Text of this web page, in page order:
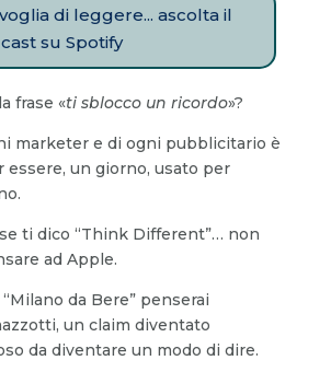
di leggere... ascolta il
su Spotify
frase «ti sblocco un ricordo»?
marketer e di ogni pubblicitario è
essere, un giorno, usato per
ti dico “Think Different”… non
ad Apple.
da Bere” penserai
un claim diventato
da diventare un modo di dire.